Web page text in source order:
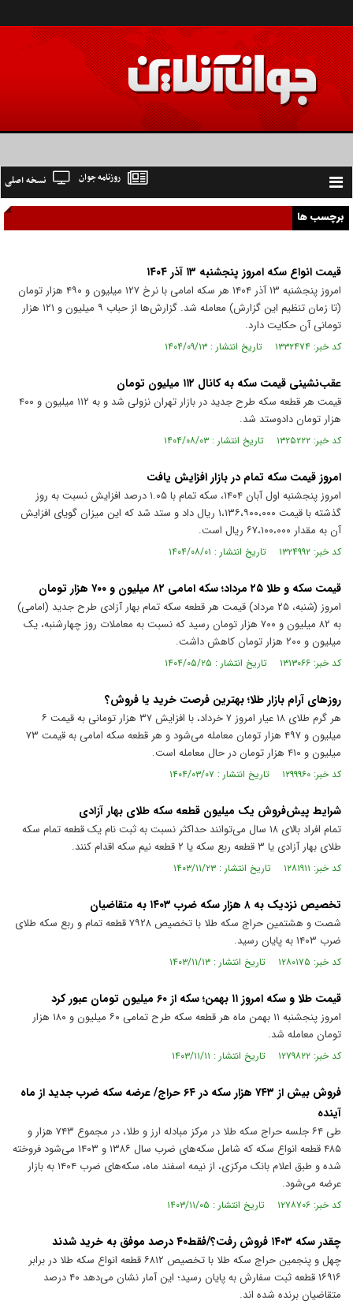
Toggle
navigation
نسخه اصلی روزنامه جوان
برچسب ها
قیمت انواع سکه امروز پنجشنبه ۱۳ آذر ۱۴۰۴
امروز پنجشنبه ۱۳ آذر ۱۴۰۴ هر سکه امامی با نرخ ۱۲۷ میلیون و ۴۹۰ هزار تومان
(تا زمان تنظیم این گزارش) معامله شد. گزارش‌ها از حباب ۹ میلیون و ۱۲۱ هزار
تومانی آن حکایت دارد.
کد خبر: ۱۳۳۲۴۷۴ تاریخ انتشار : ۱۴۰۴/۰۹/۱۳
عقب‌نشینی قیمت سکه به کانال ۱۱۲ میلیون تومان
قیمت هر قطعه سکه طرح جدید در بازار تهران نزولی شد و به ۱۱۲ میلیون و ۴۰۰
هزار تومان دادوستد شد.
کد خبر: ۱۳۲۵۲۲۲ تاریخ انتشار : ۱۴۰۴/۰۸/۰۳
امروز قیمت سکه تمام در بازار افزایش یافت
امروز پنجشنبه اول آبان ۱۴۰۴، سکه تمام با ۱.۰۵ درصد افزایش نسبت به روز
گذشته با قیمت ۱،۱۳۶،۹۰۰،۰۰۰ ریال داد و ستد شد که این میزان گویای افزایش
آن به مقدار ۶۷،۱۰۰،۰۰۰ ریال است.
کد خبر: ۱۳۲۴۹۹۲ تاریخ انتشار : ۱۴۰۴/۰۸/۰۱
قیمت سکه و طلا ۲۵ مرداد؛ سکه امامی ۸۲ میلیون و ۷۰۰ هزار تومان
امروز (شنبه، ۲۵ مرداد) قیمت هر قطعه سکه تمام بهار آزادی طرح جدید (امامی)
به ۸۲ میلیون و ۷۰۰ هزار تومان رسید که نسبت به معاملات روز چهارشنبه، یک
میلیون و ۲۰۰ هزار تومان کاهش داشت.
کد خبر: ۱۳۱۳۰۶۶ تاریخ انتشار : ۱۴۰۴/۰۵/۲۵
روز‌های آرام بازار طلا؛ بهترین فرصت خرید یا فروش؟
هر گرم طلای ۱۸ عیار امروز ۷ خرداد، با افزایش ۳۷ هزار تومانی به قیمت ۶
میلیون و ۴۹۷ هزار تومان معامله می‌شود و هر قطعه سکه امامی به قیمت ۷۳
میلیون و ۴۱۰ هزار تومان در حال معامله است.
کد خبر: ۱۲۹۹۹۶۰ تاریخ انتشار : ۱۴۰۴/۰۳/۰۷
شرایط پیش‌فروش یک میلیون قطعه سکه طلای بهار آزادی
تمام افراد بالای ۱۸ سال می‌توانند حداکثر نسبت به ثبت نام یک قطعه تمام سکه
طلای بهار آزادی یا ۳ قطعه ربع سکه یا ۲ قطعه نیم سکه اقدام کنند.
کد خبر: ۱۲۸۱۹۱۱ تاریخ انتشار : ۱۴۰۳/۱۱/۲۳
تخصیص نزدیک به ۸ هزار سکه ضرب ۱۴۰۳ به متقاضیان
شصت و هشتمین حراج سکه طلا با تخصیص ۷۹۲۸ قطعه تمام و ربع سکه طلای
ضرب ۱۴۰۳ به پایان رسید.
کد خبر: ۱۲۸۰۱۷۵ تاریخ انتشار : ۱۴۰۳/۱۱/۱۳
قیمت طلا و سکه امروز ۱۱ بهمن؛ سکه از ۶۰ میلیون تومان عبور کرد
امروز پنجشنبه ۱۱ بهمن ماه هر قطعه سکه طرح تمامی ۶۰ میلیون و ۱۸۰ هزار
تومان معامله شد.
کد خبر: ۱۲۷۹۸۲۲ تاریخ انتشار : ۱۴۰۳/۱۱/۱۱
فروش بیش از ۷۴۳ هزار سکه در ۶۴ حراج/ عرضه سکه ضرب جدید از ماه
آینده
طی ۶۴ جلسه حراج سکه طلا در مرکز مبادله ارز و طلا، در مجموع ۷۴۳ هزار و
۴۸۵ قطعه انواع سکه که شامل سکه‌های ضرب سال ۱۳۸۶ و ۱۴۰۳ می‌شود فروخته
شده و طبق اعلام بانک مرکزی، از نیمه اسفند ماه، سکه‌های ضرب ۱۴۰۴ به بازار
عرضه می‌شود.
کد خبر: ۱۲۷۸۷۰۶ تاریخ انتشار : ۱۴۰۳/۱۱/۰۵
چقدر سکه ۱۴۰۳ فروش رفت؟/فقط۴۰ درصد موفق به خرید شدند
چهل و پنجمین حراج سکه طلا با تخصیص ۶۸۱۲ قطعه انواع سکه طلا در برابر
۱۶۹۱۶ قطعه ثبت سفارش به پایان رسید؛ این آمار نشان می‌دهد ۴۰ درصد
متقاضیان برنده شده اند.